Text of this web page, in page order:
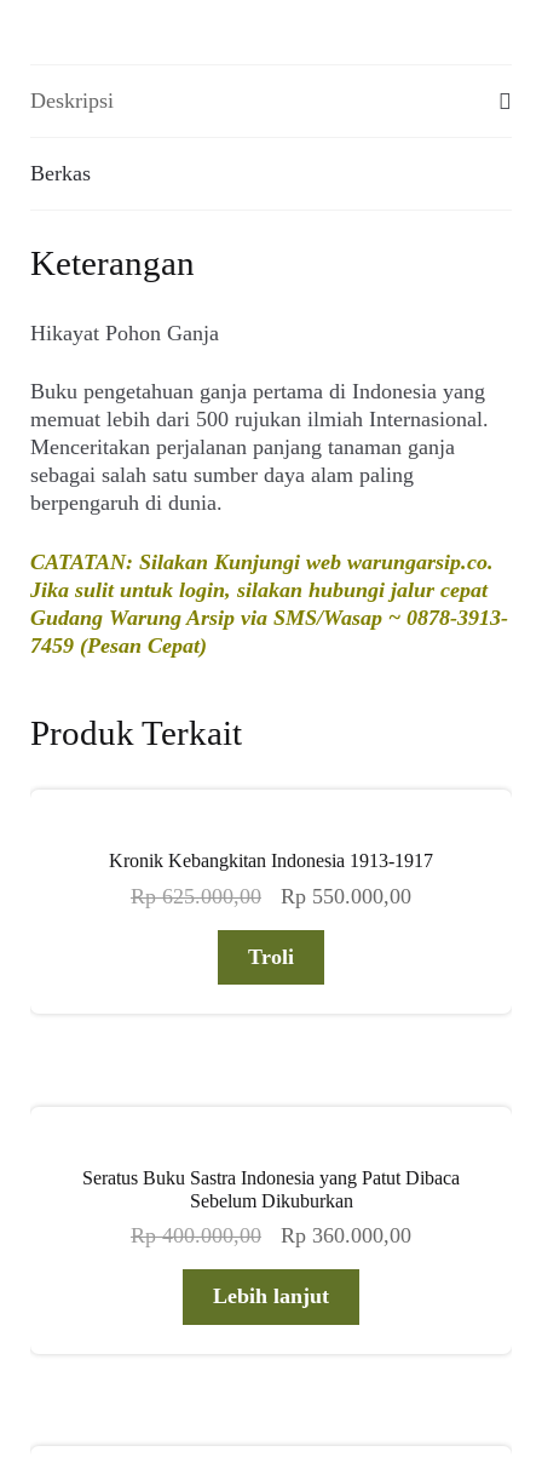
Deskripsi
Berkas
Keterangan
Hikayat Pohon Ganja
Buku pengetahuan ganja pertama di Indonesia yang
memuat lebih dari 500 rujukan ilmiah Internasional.
Menceritakan perjalanan panjang tanaman ganja
sebagai salah satu sumber daya alam paling
berpengaruh di dunia.
CATATAN: Silakan Kunjungi web warungarsip.co.
Jika sulit untuk login, silakan hubungi jalur cepat
Gudang Warung Arsip via SMS/Wasap ~ 0878-3913-
7459 (Pesan Cepat)
Produk Terkait
Kronik Kebangkitan Indonesia 1913-1917
Rp625.000,00
Harga
adalah:
Rp 550.000,00Harga
Troli
Seratus Buku Sastra Indonesia yang Patut Dibaca
Sebelum Dikuburkan
Rp400.000,00
Harga
adalah:
Rp 360.000,00Harga
Lebih lanjut